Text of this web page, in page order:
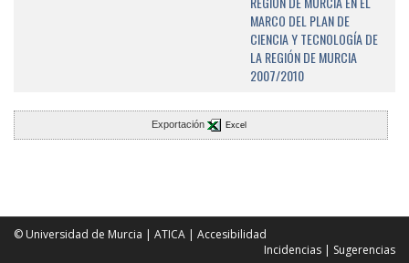
MARCO DEL PLAN DE
CIENCIA Y TECNOLOGÍA DE
LA REGIÓN DE MURCIA
2007/2010
Exportación Excel
© Universidad de Murcia | ATICA | Accesibilidad
Incidencias | Sugerencias